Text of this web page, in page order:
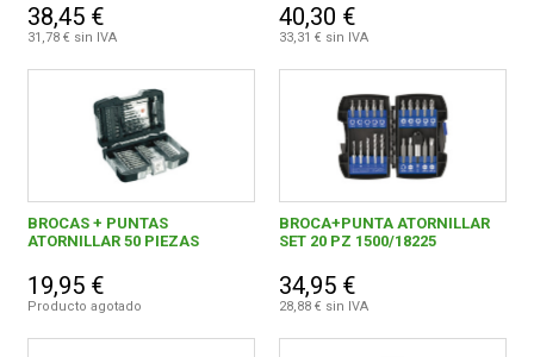
38,45 €
31,78 € sin IVA
40,30 €
33,31 € sin IVA
BROCAS + PUNTAS
ATORNILLAR 50 PIEZAS
19,95 €
Producto agotado
BROCA+PUNTA ATORNILLAR
SET 20 PZ 1500/18225
34,95 €
28,88 € sin IVA